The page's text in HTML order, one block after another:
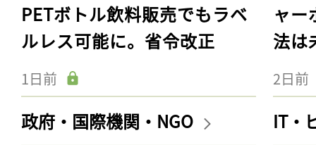
PETボトル飲料販売でもラベ
ルレス可能に。省令改正
1日前
ャー
法は
2日前
政府・国際機関・NGO IT・